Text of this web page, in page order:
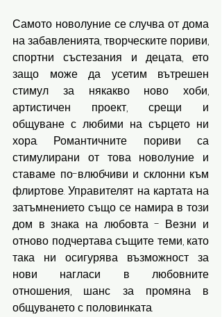
Самото новолуние се случва от дома
на забавленията, творческите пориви,
спортни състезания и децата, ето
защо може да усетим вътрешен
стимул за някакво ново хоби,
артистичен проект, срещи и
общуване с любими на сърцето ни
хора. Романтичните пориви са
стимулирани от това новолуние и
ставаме по-влюбчиви и склонни към
флиртове. Управителят на картата на
затъмнението също се намира в този
дом в знака на любовта - Везни и
отново подчертава същите теми, като
така ни осигурява възможност за
нови нагласи в любовните
отношения, шанс за промяна в
общуването с половинката.